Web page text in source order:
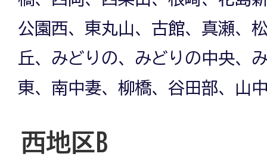
公園西、東丸山、古館、真瀬、
丘、みどりの、みどりの中央、
東、南中妻、柳橋、谷田部、山
西地区B